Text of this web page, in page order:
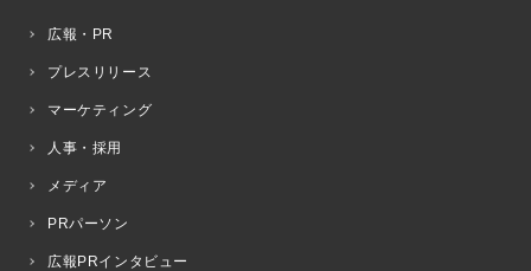
広報・PR
プレスリリース
マーケティング
人事・採用
メディア
PRパーソン
広報PRインタビュー